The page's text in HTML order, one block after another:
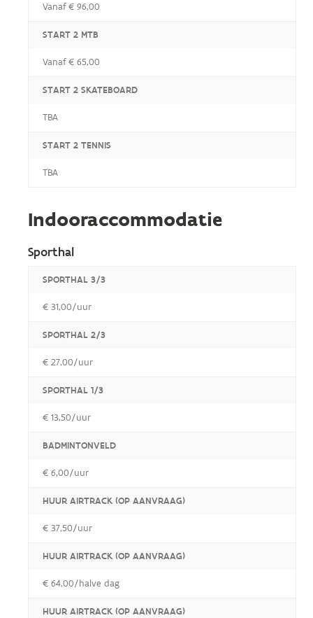
Vanaf € 96,00
START 2 MTB
Vanaf € 65,00
START 2 SKATEBOARD
TBA
START 2 TENNIS
TBA
Indooraccommodatie
Sporthal
SPORTHAL 3/3
€ 31,00/uur
SPORTHAL 2/3
€ 27,00/uur
SPORTHAL 1/3
€ 13,50/uur
BADMINTONVELD
€ 6,00/uur
HUUR AIRTRACK (OP AANVRAAG)
€ 37,50/uur
HUUR AIRTRACK (OP AANVRAAG)
€ 64,00/halve dag
HUUR AIRTRACK (OP AANVRAAG)